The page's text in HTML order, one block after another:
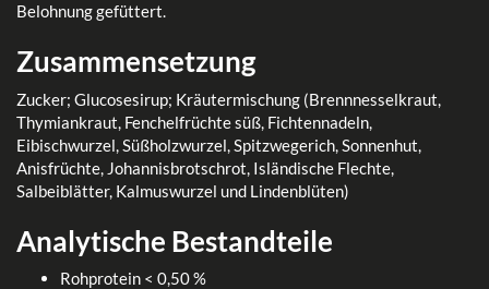
Belohnung gefüttert.
Zusammensetzung
Zucker; Glucosesirup; Kräutermischung (Brennnesselkraut,
Thymiankraut, Fenchelfrüchte süß, Fichtennadeln,
Eibischwurzel, Süßholzwurzel, Spitzwegerich, Sonnenhut,
Anisfrüchte, Johannisbrotschrot, Isländische Flechte,
Salbeiblätter, Kalmuswurzel und Lindenblüten)
Analytische Bestandteile
Rohprotein < 0,50 %